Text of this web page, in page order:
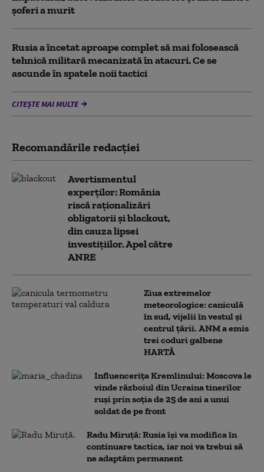
șoferi a murit
Rusia a încetat aproape complet să mai folosească
tehnică militară mecanizată în atacuri. Ce se
ascunde în spatele noii tactici
CITEȘTE MAI MULTE
Recomandările redacţiei
Avertismentul
experților: România
riscă raționalizări
obligatorii și blackout,
din cauza lipsei
investițiilor. Apel către
ANRE
Ziua extremelor
meteorologice: caniculă
în sud, vijelii în vestul și
centrul țării. ANM a emis
trei coduri galbene
HARTĂ
Influencerița Kremlinului: Moscova le
vinde războiul din Ucraina tinerilor
ruși prin soția de 25 de ani a unui
soldat de pe front
Radu Miruță: Rusia își va modifica în
continuare tactica, iar noi va trebui să
ne adaptăm permanent